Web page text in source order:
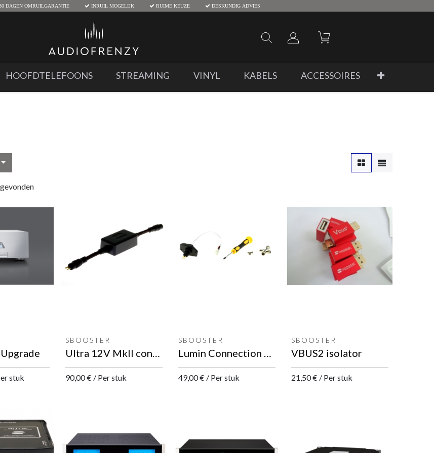
DAGEN OMRUILGARANTIE INRUIL MOGELIJK RUIME KEUZE DESKUNDIG ADVIES
HOOFDTELEFOONS STREAMING VINYL KABELS ACCESSOIRES
stuk
SBOOSTER
Ultra 12V MkII connector
90,00€ / Per stuk
SBOOSTER
Lumin Connection kit
49,00€ / Per stuk
SBOOSTER
VBUS2 isolator
21,50€ / Per stuk